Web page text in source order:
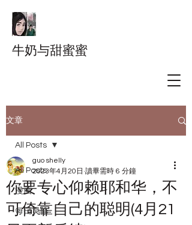
牛奶与甜蜜蜜
文章
All Posts
漫画
每日灵修
All Posts
你要专心仰赖耶和华，不
可倚靠自己的聪明(4月21
guo shelly
2023年4月20日 讀畢需時 6 分鐘